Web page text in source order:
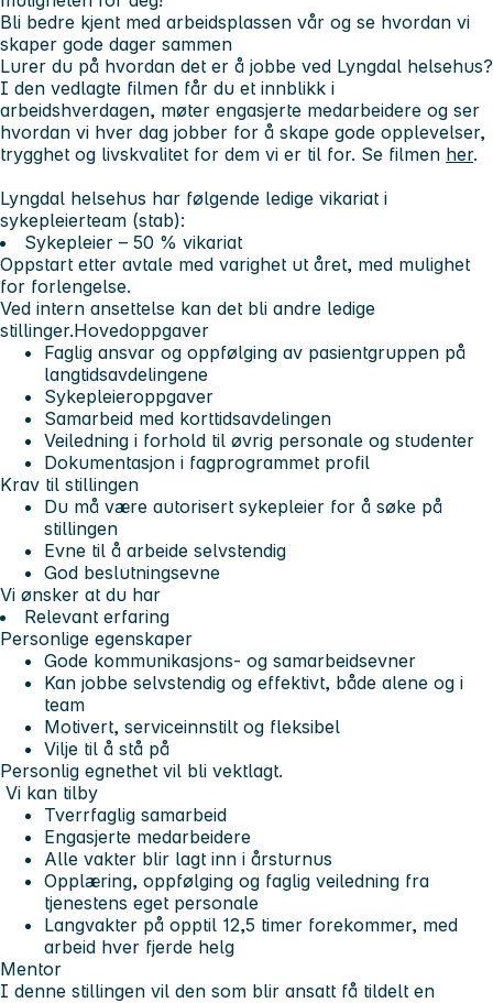
Bli bedre kjent med arbeidsplassen vår og se hvordan vi
skaper gode dager sammen
Lurer du på hvordan det er å jobbe ved Lyngdal helsehus?
I den vedlagte filmen får du et innblikk i
arbeidshverdagen, møter engasjerte medarbeidere og ser
hvordan vi hver dag jobber for å skape gode opplevelser,
trygghet og livskvalitet for dem vi er til for. Se filmen her.
Lyngdal helsehus har følgende ledige vikariat i
sykepleierteam (stab):
Sykepleier – 50 % vikariat
Oppstart etter avtale med varighet ut året, med mulighet
for forlengelse.
Ved intern ansettelse kan det bli andre ledige
stillinger.Hovedoppgaver
Faglig ansvar og oppfølging av pasientgruppen på
langtidsavdelingene
Sykepleieroppgaver
Samarbeid med korttidsavdelingen
Veiledning i forhold til øvrig personale og studenter
Dokumentasjon i fagprogrammet profil
Krav til stillingen
Du må være autorisert sykepleier for å søke på
stillingen
Evne til å arbeide selvstendig
God beslutningsevne
Vi ønsker at du har
Relevant erfaring
Personlige egenskaper
Gode kommunikasjons- og samarbeidsevner
Kan jobbe selvstendig og effektivt, både alene og i
team
Motivert, serviceinnstilt og fleksibel
Vilje til å stå på
Personlig egnethet vil bli vektlagt.
Vi kan tilby
Tverrfaglig samarbeid
Engasjerte medarbeidere
Alle vakter blir lagt inn i årsturnus
Opplæring, oppfølging og faglig veiledning fra
tjenestens eget personale
Langvakter på opptil 12,5 timer forekommer, med
arbeid hver fjerde helg
Mentor
I denne stillingen vil den som blir ansatt få tildelt en